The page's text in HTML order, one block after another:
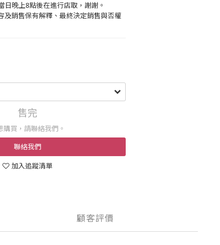
日晚上8點後在進行店取，謝謝。
及銷售保有解釋、最終決定銷售與否權
售完
購買，請聯絡我們。
聯絡我們
加入追蹤清單
顧客評價